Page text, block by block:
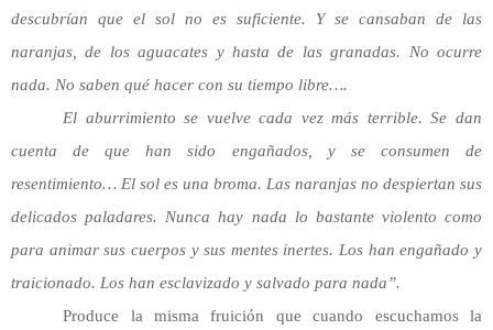
descubrían que el sol no es suficiente. Y se cansaban de las
naranjas, de los aguacates y hasta de las granadas. No ocurre
nada. No saben qué hacer con su tiempo libre….
El aburrimiento se vuelve cada vez más terrible. Se dan
cuenta de que han sido engañados, y se consumen de
resentimiento… El sol es una broma. Las naranjas no despiertan sus
delicados paladares. Nunca hay nada lo bastante violento como
para animar sus cuerpos y sus mentes inertes. Los han engañado y
traicionado. Los han esclavizado y salvado para nada”.
Produce la misma fruición que cuando escuchamos la